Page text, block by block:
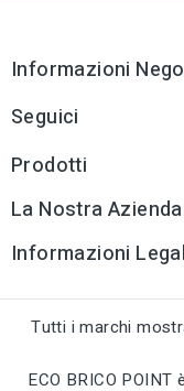
Informazioni
Seguici
Prodotti
La Nostra Azienda
Informazioni
Tutti i marchi
ECO BRICO